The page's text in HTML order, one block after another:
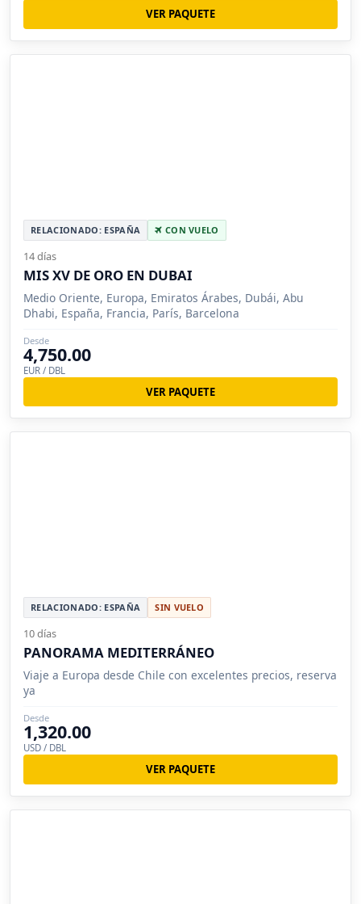
VER PAQUETE
RELACIONADO: ESPAÑA CON VUELO
14 días
MIS XV DE ORO EN DUBAI
Medio Oriente, Europa, Emiratos Árabes, Dubái, Abu
Dhabi, España, Francia, París, Barcelona
Desde
4,750.00
EUR / DBL
VER PAQUETE
RELACIONADO: ESPAÑA SIN VUELO
10 días
PANORAMA MEDITERRÁNEO
Viaje a Europa desde Chile con excelentes precios, reserva
ya
Desde
1,320.00
USD / DBL
VER PAQUETE